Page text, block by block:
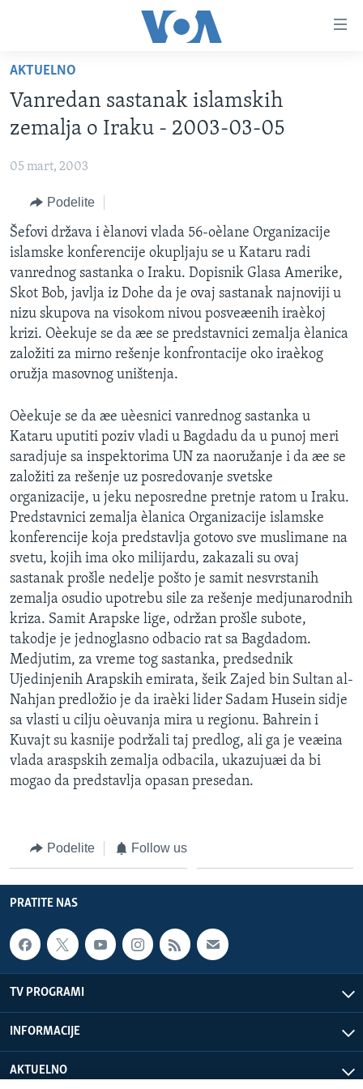
glavni
sadržaj
na
glavnu
pretragu
NASLOVNA
RUBRIKE
AMERIKA
BALKAN
GLOBALNE TEME
EKONOMIJA
NAUKA I TEHNOLOGIJA
MEDICINA
KULTURA
DRUŠTVO
SPORT
INTERVJU
TV PROGRAM
OTVORENI STUDIO
IZ AMERIKE
PRATITE NAS
Jezici
AKTUELNO
Vanredan sastanak islamskih
zemalja o Iraku - 2003-03-05
05 mart, 2003
Podelite
Šefovi država i èlanovi vlada 56-oèlane Organizacije
islamske konferencije okupljaju se u Kataru radi
vanrednog sastanka o Iraku. Dopisnik Glasa Amerike,
Skot Bob, javlja iz Dohe da je ovaj sastanak najnoviji u
nizu skupova na visokom nivou posveæenih iraèkoj
krizi. Oèekuje se da æe se predstavnici zemalja èlanica
založiti za mirno rešenje konfrontacije oko iraèkog
oružja masovnog uništenja.
Oèekuje se da æe uèesnici vanrednog sastanka u
Kataru uputiti poziv vladi u Bagdadu da u punoj meri
saradjuje sa inspektorima UN za naoružanje i da æe se
založiti za rešenje uz posredovanje svetske
organizacije, u jeku neposredne pretnje ratom u Iraku.
Predstavnici zemalja èlanica Organizacije islamske
konferencije koja predstavlja gotovo sve muslimane na
svetu, kojih ima oko milijardu, zakazali su ovaj
sastanak prošle nedelje pošto je samit nesvrstanih
zemalja osudio upotrebu sile za rešenje medjunarodnih
kriza. Samit Arapske lige, održan prošle subote,
takodje je jednoglasno odbacio rat sa Bagdadom.
Medjutim, za vreme tog sastanka, predsednik
Ujedinjenih Arapskih emirata, šeik Zajed bin Sultan al-
Nahjan predložio je da iraèki lider Sadam Husein sidje
sa vlasti u cilju oèuvanja mira u regionu. Bahrein i
Kuvajt su kasnije podržali taj predlog, ali ga je veæina
vlada araspskih zemalja odbacila, ukazujuæi da bi
mogao da predstavlja opasan presedan.
Podelite Follow us
PRATITE NAS
TV PROGRAMI
INFORMACIJE
AKTUELNO